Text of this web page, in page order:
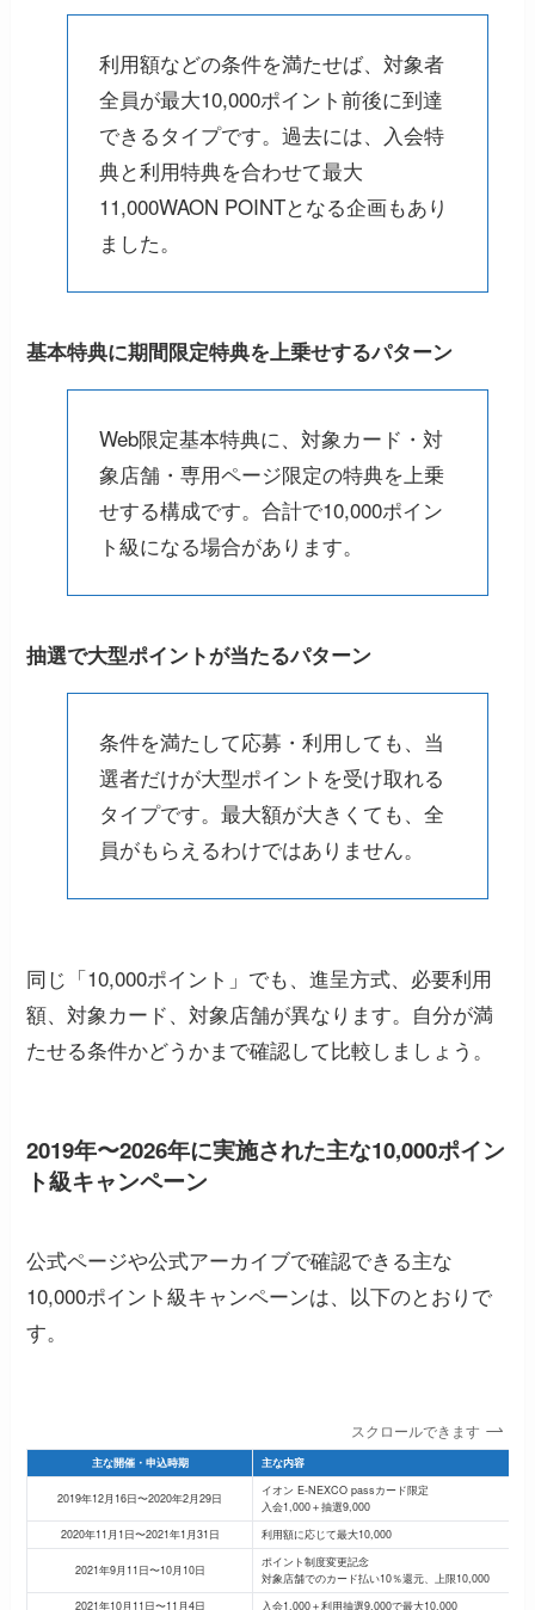
利用額などの条件を満たせば、対象者
全員が最大10,000ポイント前後に到達
できるタイプです。過去には、入会特
典と利用特典を合わせて最大
11,000WAON POINTとなる企画もあり
ました。
基本特典に期間限定特典を上乗せするパターン
Web限定基本特典に、対象カード・対
象店舗・専用ページ限定の特典を上乗
せする構成です。合計で10,000ポイン
ト級になる場合があります。
抽選で大型ポイントが当たるパターン
条件を満たして応募・利用しても、当
選者だけが大型ポイントを受け取れる
タイプです。最大額が大きくても、全
員がもらえるわけではありません。
同じ「10,000ポイント」でも、進呈方式、必要利用
額、対象カード、対象店舗が異なります。自分が満
たせる条件かどうかまで確認して比較しましょう。
2019年〜2026年に実施された主な10,000ポイン
ト級キャンペーン
公式ページや公式アーカイブで確認できる主な
10,000ポイント級キャンペーンは、以下のとおりで
す。
スクロールできます
主な開催・申込時期 主な内容
2019年12月16日〜2020年2月29日
イオン E-NEXCO passカード限定
入会1,000＋抽選9,000
2020年11月1日〜2021年1月31日
利用額に応じて最大10,000
2021年9月11日〜10月10日
ポイント制度変更記念
対象店舗でのカード払い10％還元、上限10,000
2021年10月11日〜11月4日
入会1,000＋利用抽選9,000で最大10,000